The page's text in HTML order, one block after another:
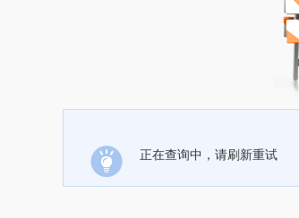
正在查询中，请刷新重试